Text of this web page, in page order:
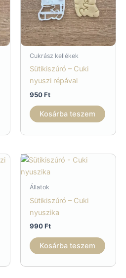
Cukrász kellékek
Sütikiszúró – Cuki
nyuszi répával
950Ft
Kosárba teszem
Állatok
Sütikiszúró – Cuki
nyuszika
990Ft
Kosárba teszem